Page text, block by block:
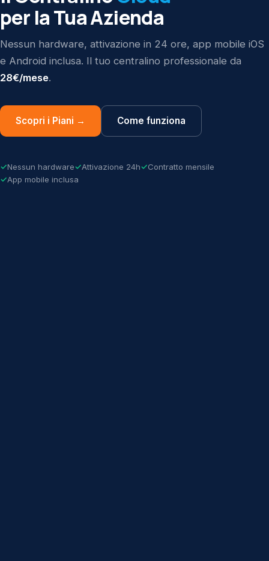
per la Tua Azienda
Nessun hardware, attivazione in 24 ore, app mobile iOS
e Android inclusa. Il tuo centralino professionale da
28€/mese.
Scopri i Piani → Come funziona
Nessun hardware Attivazione 24h
Contratto mensile
App mobile inclusa